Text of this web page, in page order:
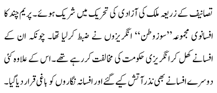
تصانیف کے زریعہ ملک کی آزادی کی تحریک میں شریک ہوئے۔ پریم چند کا
افسانوی مجموعہ’’سوزوطن‘‘ انگریزوں نے ضبط کرلیا تھا۔ چونکہ ان کے
افسانے کھل کر انگریزی حکومت کی مخالفت کررہے تھے۔ اس کے علاوہ کئی
دوسرے افسانے بھی نذرآتش کیے گئے اور افسانہ نگاروں کو باغی قرار دیاگیا۔